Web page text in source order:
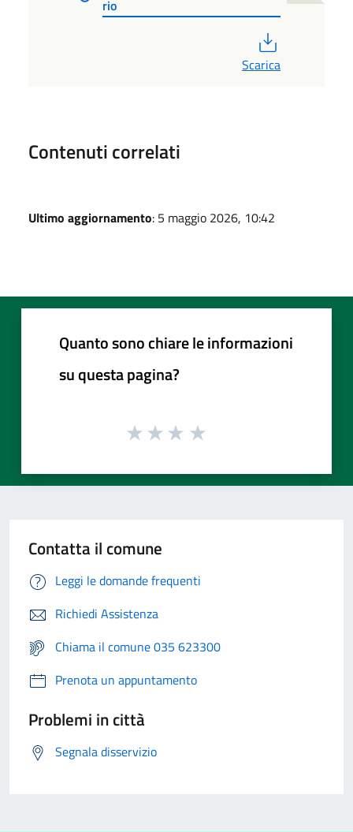
rio
Scarica
Contenuti correlati
Ultimo aggiornamento: 5 maggio 2026, 10:42
Quanto sono chiare le informazioni
su questa pagina?
Contatta il comune
Leggi le domande frequenti
Richiedi Assistenza
Chiama il comune 035 623300
Prenota un appuntamento
Problemi in città
Segnala disservizio